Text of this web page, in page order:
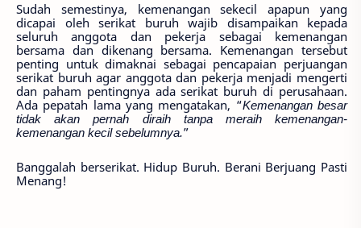
Sudah semestinya, kemenangan sekecil apapun yang
dicapai oleh serikat buruh wajib disampaikan kepada
seluruh anggota dan pekerja sebagai kemenangan
bersama dan dikenang bersama. Kemenangan tersebut
penting untuk dimaknai sebagai pencapaian perjuangan
serikat buruh agar anggota dan pekerja menjadi mengerti
dan paham pentingnya ada serikat buruh di perusahaan.
Ada pepatah lama yang mengatakan, “Kemenangan besar
tidak akan pernah diraih tanpa meraih kemenangan-
kemenangan kecil sebelumnya.”
Banggalah berserikat. Hidup Buruh. Berani Berjuang Pasti
Menang!